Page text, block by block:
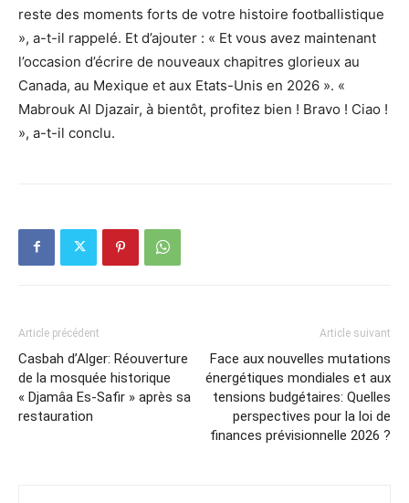
reste des moments forts de votre histoire footballistique
», a-t-il rappelé. Et d’ajouter : « Et vous avez maintenant
l’occasion d’écrire de nouveaux chapitres glorieux au
Canada, au Mexique et aux Etats-Unis en 2026 ». «
Mabrouk Al Djazair, à bientôt, profitez bien ! Bravo ! Ciao !
», a-t-il conclu.
Article précédent
Casbah d’Alger: Réouverture
de la mosquée historique
« Djamâa Es-Safir » après sa
restauration
Article suivant
Face aux nouvelles mutations
énergétiques mondiales et aux
tensions budgétaires: Quelles
perspectives pour la loi de
finances prévisionnelle 2026 ?